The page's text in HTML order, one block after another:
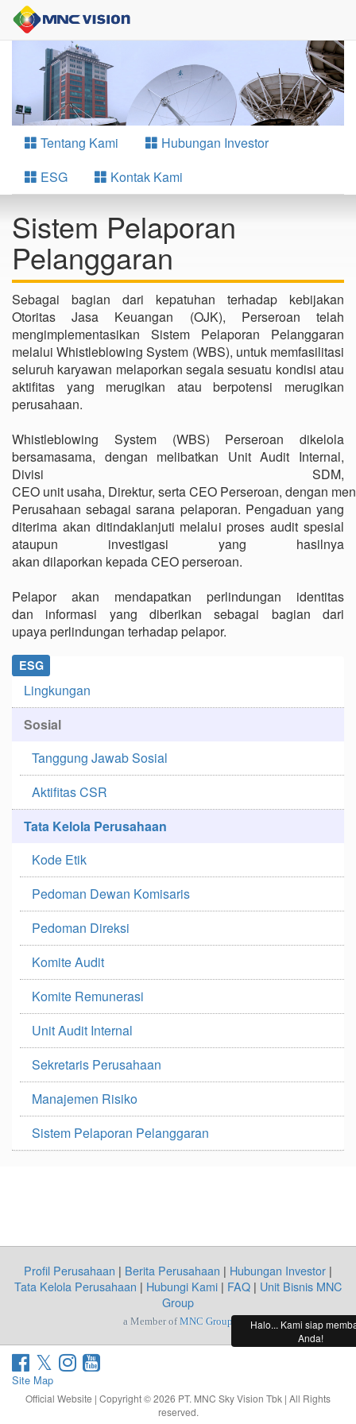
Tentang Kami
Hubungan Investor
ESG
Kontak Kami
Sistem Pelaporan
Pelanggaran
Sebagai bagian dari kepatuhan terhadap kebijakan
Otoritas Jasa Keuangan (OJK), Perseroan telah
mengimplementasikan Sistem Pelaporan Pelanggaran
melalui Whistleblowing System (WBS), untuk memfasilitasi
seluruh karyawan melaporkan segala sesuatu kondisi atau
aktifitas yang merugikan atau berpotensi merugikan
perusahaan.
Whistleblowing System (WBS) Perseroan dikelola
bersamasama, dengan melibatkan Unit Audit Internal,
Divisi SDM,
CEO unit usaha, Direktur, serta CEO Perseroan, dengan
Perusahaan sebagai sarana pelaporan. Pengaduan yang
diterima akan ditindaklanjuti melalui proses audit spesial
ataupun investigasi yang hasilnya
akan dilaporkan kepada CEO perseroan.
Pelapor akan mendapatkan perlindungan identitas
dan informasi yang diberikan sebagai bagian dari
upaya perlindungan terhadap pelapor.
ESG
Lingkungan
Sosial
Tanggung Jawab Sosial
Aktifitas CSR
Tata Kelola Perusahaan
Kode Etik
Pedoman Dewan Komisaris
Pedoman Direksi
Komite Audit
Komite Remunerasi
Unit Audit Internal
Sekretaris Perusahaan
Manajemen Risiko
Sistem Pelaporan Pelanggaran
Profil Perusahaan | Berita Perusahaan | Hubungan Investor |
Tata Kelola Perusahaan | Hubungi Kami | FAQ | Unit Bisnis MNC
Group
a Member ofMNC Group
Halo... Kami siap
Anda!
Site Map
Official Website | Copyright © 2026 PT. MNC Sky Vision Tbk | All Rights
reserved.